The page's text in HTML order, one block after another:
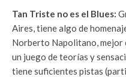
Tan Triste no es el Blues:
Aires, tiene algo de
Norberto Napolitano, mejor
un juego de teorías y
tiene suficientes pistas